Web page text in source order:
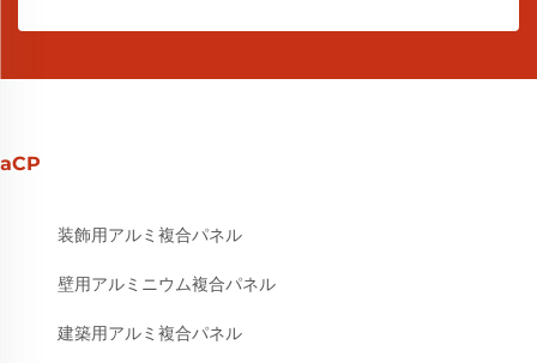
aCP
装飾用アルミ複合パネル
壁用アルミニウム複合パネル
建築用アルミ複合パネル